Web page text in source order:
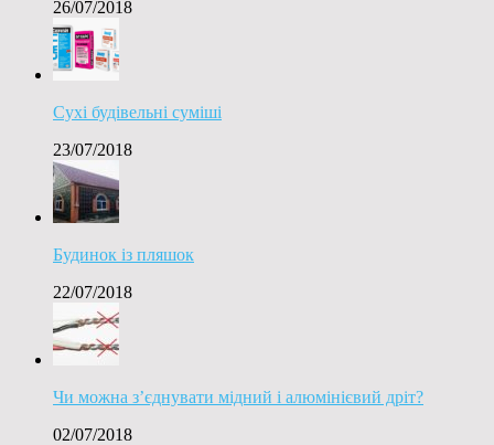
26/07/2018
Сухі будівельні суміші
23/07/2018
Будинок із пляшок
22/07/2018
Чи можна з’єднувати мідний і алюмінієвий дріт?
02/07/2018